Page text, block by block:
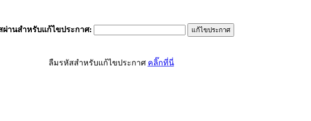
ผ่านสำหรับแก้ไขประกาศ:
ลืมรหัสสำหรับแก้ไขประกาศ คลิ๊กที่นี่